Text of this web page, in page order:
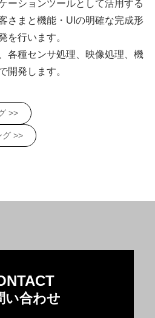
ーションツールとして活用する
さまと機能・UIの明確な完成形
を行います。
各種センサ処理、映像処理、機
開発します。
>>
グ >>
い合わせ